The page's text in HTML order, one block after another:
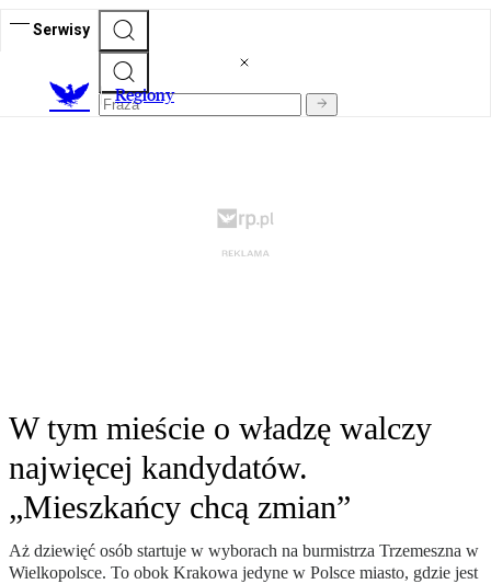
Serwisy
Regiony
W tym mieście o władzę walczy
najwięcej kandydatów.
„Mieszkańcy chcą zmian”
Aż dziewięć osób startuje w wyborach na burmistrza Trzemeszna w
Wielkopolsce. To obok Krakowa jedyne w Polsce miasto, gdzie jest